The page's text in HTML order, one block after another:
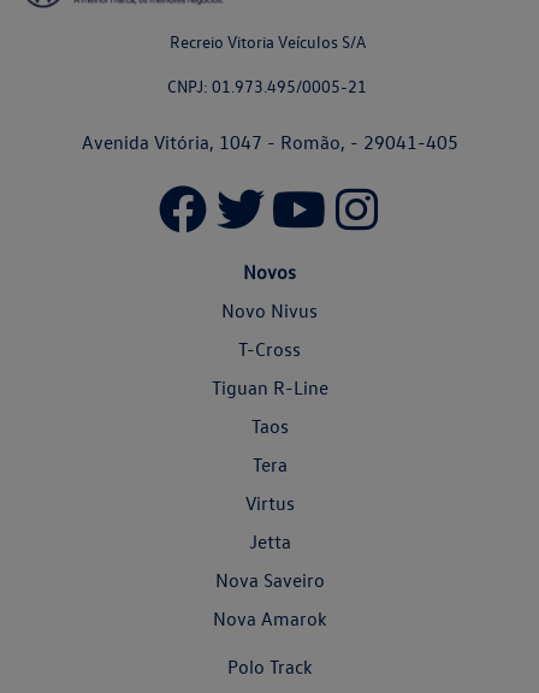
Recreio Vitoria Veículos S/A
CNPJ: 01.973.495/0005-21
Avenida Vitória, 1047 - Romão, - 29041-405
Novos
Novo Nivus
T-Cross
Tiguan R-Line
Taos
Tera
Virtus
Jetta
Nova Saveiro
Nova Amarok
Polo Track